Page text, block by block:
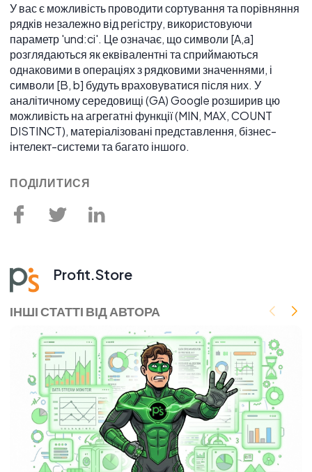
У вас є можливість проводити сортування та порівняння
рядків незалежно від регістру, використовуючи
параметр 'und:ci'. Це означає, що символи [A,a]
розглядаються як еквівалентні та сприймаються
однаковими в операціях з рядковими значеннями, і
символи [B, b] будуть враховуватися після них. У
аналітичному середовищі (GA) Google розширив цю
можливість на агрегатні функції (MIN, MAX, COUNT
DISTINCT), матеріалізовані представлення, бізнес-
інтелект-системи та багато іншого.
ПОДІЛИТИСЯ
Profit.Store
ІНШІ СТАТТІ ВІД АВТОРА